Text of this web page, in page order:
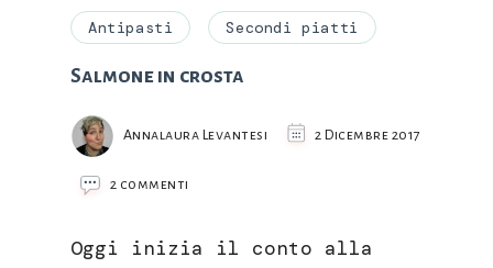
Antipasti Secondi piatti
Salmone in crosta
Annalaura Levantesi 2 Dicembre 2017
2 commenti
crosta
Oggi inizia il conto alla